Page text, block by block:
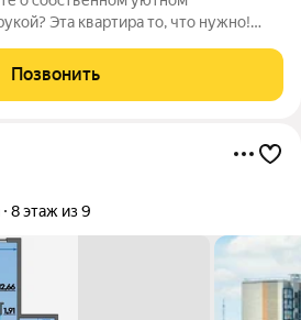
квартира то, что нужно!
спальня каждый найдет
Позвонить
8 этаж из 9